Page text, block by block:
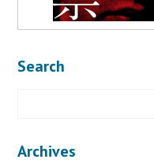
Search
Archives